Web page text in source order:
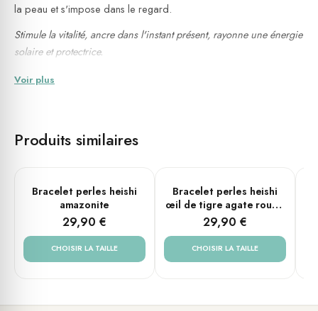
la peau et s'impose dans le regard.
Stimule la vitalité, ancre dans l'instant présent, rayonne une énergie
solaire et protectrice.
Spécificités
Métal : acier doré
Montage sur élastique — s'ajuste naturellement à tous les
poignets, sans fermeture
Fait main
💧 Résistant à l'eau (douche, mer, piscine)
Voir plus
Produits similaires
PLUSIEURS TAILLES
Bracelet perles heishi
amazonite
29,90 €
CHOISIR LA TAILLE
PLUSIEURS TAILLES
Bracelet perles heishi
œil de tigre agate rouge
et turquoise
29,90 €
CHOISIR LA TAILLE